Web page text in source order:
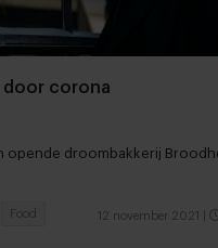
door corona
opende droombakkerij
12 november 2021
Food